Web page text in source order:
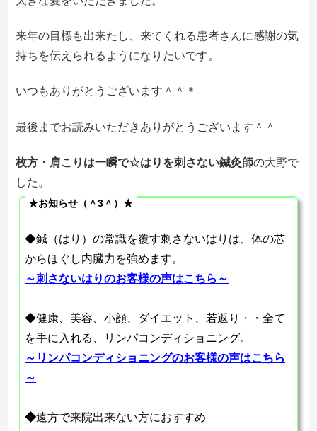
来年の目標も出来たし、来てくれる患者さんに感謝の気
持ちを伝えられるようになりたいです。
いつもありがとうございます＾＾＊
最後までお読みいただきありがとうございます＾＾
枚方・肩こりは一瞬で☆はりを刺さない鍼灸師の大野で
した。
★お知らせ（＾3＾）★
◆鍼（はり）の常識を覆す刺さないはりは、体の芯
からほぐし内臓力を強めます。
～刺さないはりのお客様の声はこちら～
◆健康、美容、小顔、ダイエット、若返り・・全て
を手に入れる、リンパコンディショニング。
～リンパコンディショニングのお客様の声はこちら
～
◆遠方で来院出来ない方におすすめ